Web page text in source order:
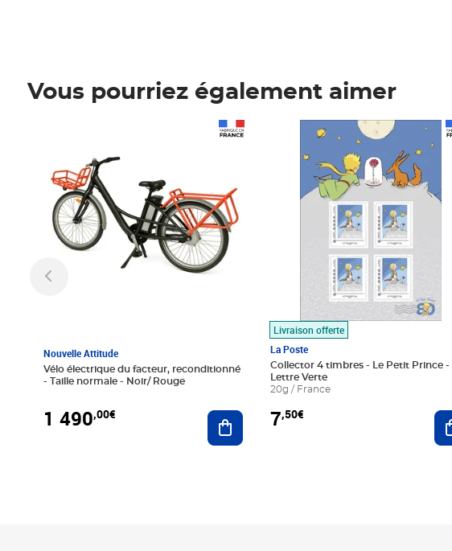
Vous pourriez également aimer
Nouvelle Attitude
Vélo électrique du facteur, reconditionné
- Taille normale - Noir/ Rouge
1 490,00€ Ajouter au panier
Livraison offerte
La Poste
Collector 4 timbres - Le Petit Prince -
Lettre Verte
20g / France
7,50€
Prix 7,50€